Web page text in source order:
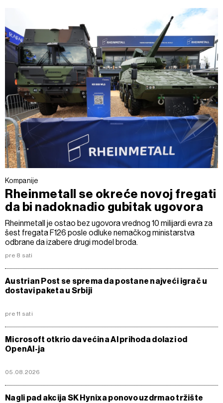
Kompanije
Rheinmetall se okreće novoj fregati
da bi nadoknadio gubitak ugovora
Rheinmetall je ostao bez ugovora vrednog 10 milijardi evra za
šest fregata F126 posle odluke nemačkog ministarstva
odbrane da izabere drugi model broda.
pre 8 sati
Austrian Post se sprema da postane najveći igrač u
dostavi paketa u Srbiji
pre 11 sati
Microsoft otkrio da većina AI prihoda dolazi od
OpenAI-ja
05.08.2026
Nagli pad akcija SK Hynixa ponovo uzdrmao tržište